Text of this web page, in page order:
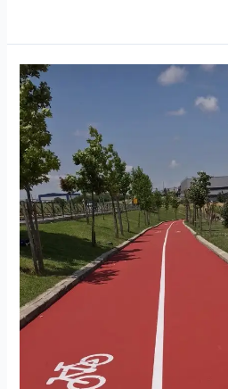
Bisiklet
Yolu
Yapımı